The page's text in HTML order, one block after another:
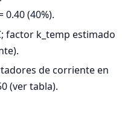
(40%).
factor k_temp estimado
de corriente en
(ver tabla).